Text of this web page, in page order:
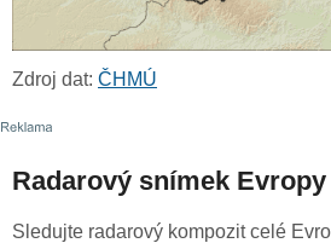
Zdroj dat: ČHMÚ
Radarový snímek Evropy
Sledujte radarový kompozit celé